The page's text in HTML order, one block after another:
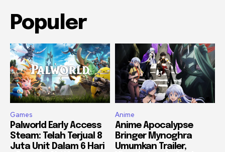
Populer
Games
Palworld Early Access
Steam: Telah Terjual 8
Juta Unit Dalam 6 Hari
Anime
Anime Apocalypse
Bringer Mynoghra
Umumkan Trailer,